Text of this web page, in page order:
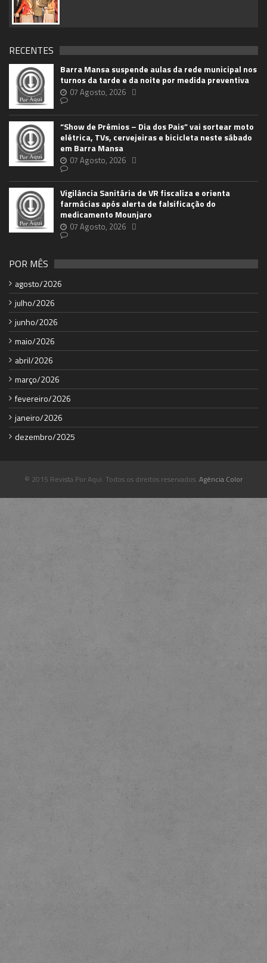
RECENTES
Barra Mansa suspende aulas da rede municipal nos
turnos da tarde e da noite por medida preventiva
07 Agosto, 2026
“Show de Prêmios – Dia dos Pais” vai sortear moto
elétrica, TVs, cervejeiras e bicicleta neste sábado
em Barra Mansa
07 Agosto, 2026
Vigilância Sanitária de VR fiscaliza e orienta
farmácias após alerta de falsificação do
medicamento Mounjaro
07 Agosto, 2026
POR MÊS
agosto/2026
julho/2026
junho/2026
maio/2026
abril/2026
março/2026
fevereiro/2026
janeiro/2026
dezembro/2025
© 2015 Revista Por Aqui. Todos os direitos reservados. Agência Color